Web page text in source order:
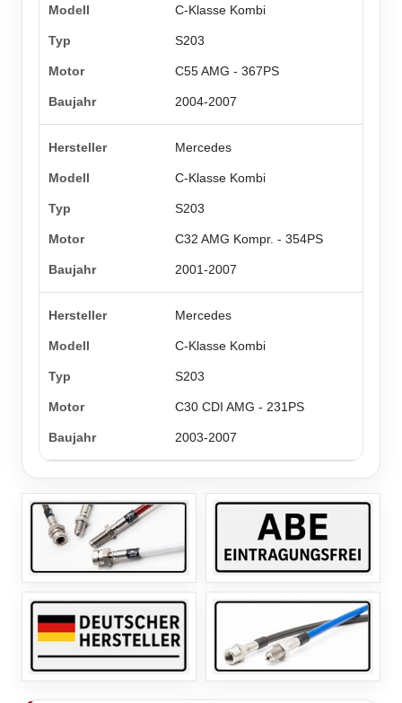
C-Klasse Kombi
S203
C55 AMG - 367PS
2004-2007
Mercedes
C-Klasse Kombi
S203
C32 AMG Kompr. - 354PS
2001-2007
Mercedes
C-Klasse Kombi
S203
C30 CDI AMG - 231PS
2003-2007